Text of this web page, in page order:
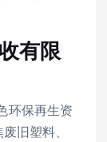
有限
环保再生资
旧塑料、